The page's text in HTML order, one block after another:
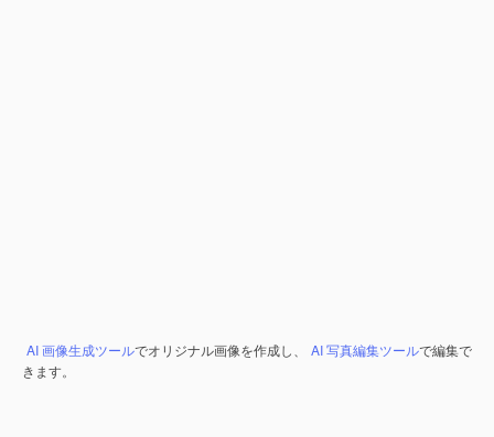
AI 画像生成ツールでオリジナル画像を作成し、 AI 写真編集ツールで編集で
きます。